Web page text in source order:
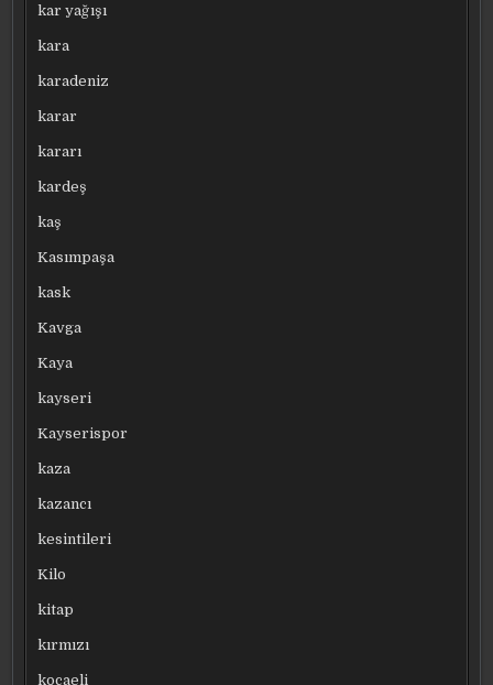
kar yağışı
kara
karadeniz
karar
kararı
kardeş
kaş
Kasımpaşa
kask
Kavga
Kaya
kayseri
Kayserispor
kaza
kazancı
kesintileri
Kilo
kitap
kırmızı
kocaeli